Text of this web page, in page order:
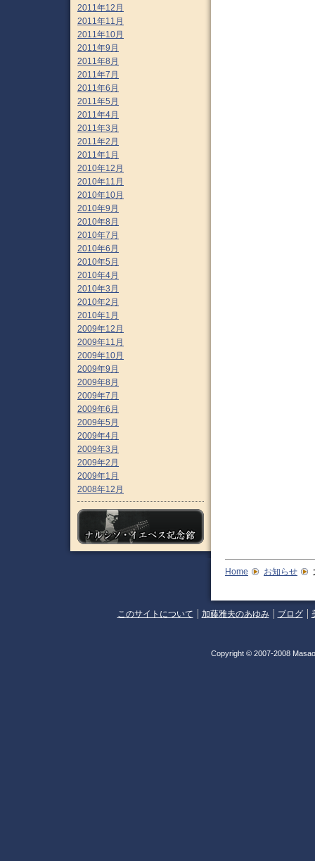
2011年12月
2011年11月
2011年10月
2011年9月
2011年8月
2011年7月
2011年6月
2011年5月
2011年4月
2011年3月
2011年2月
2011年1月
2010年12月
2010年11月
2010年10月
2010年9月
2010年8月
2010年7月
2010年6月
2010年5月
2010年4月
2010年3月
2010年2月
2010年1月
2009年12月
2009年11月
2009年10月
2009年9月
2009年8月
2009年7月
2009年6月
2009年5月
2009年4月
2009年3月
2009年2月
2009年1月
2008年12月
Home お知らせ
このサイトについて 加藤雅夫のあゆみ ブログ
Copyright © 2007-2008